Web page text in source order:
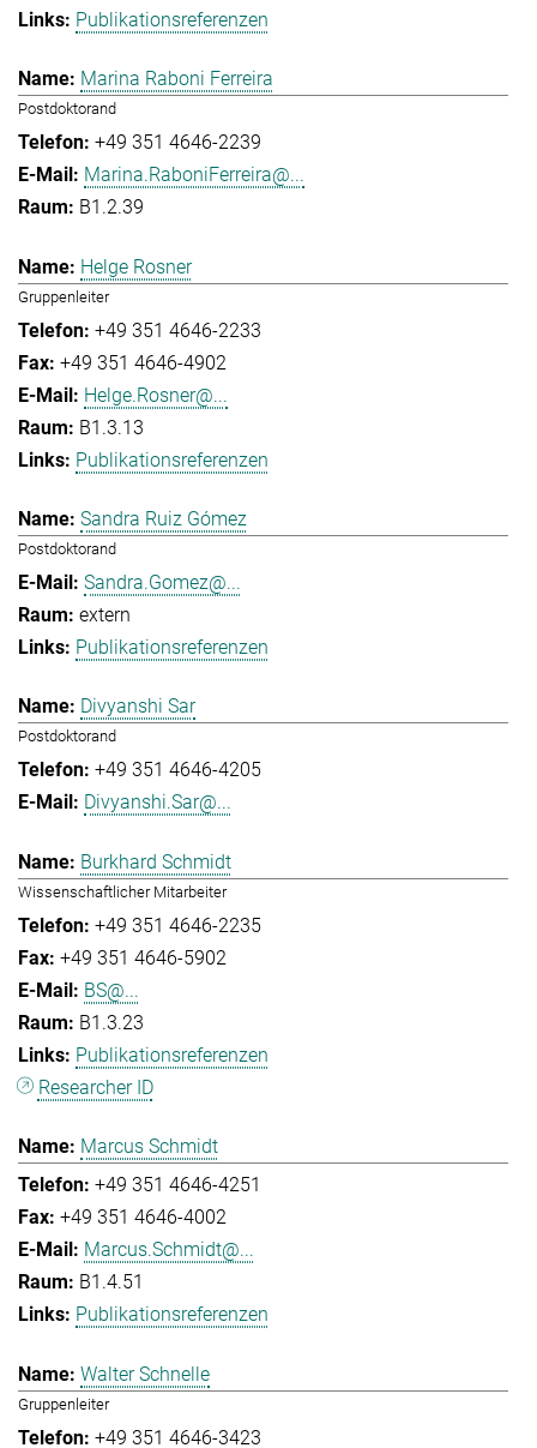
Publikationsreferenzen
Marina Raboni Ferreira
Postdoktorand
+49 351 4646-2239
Marina.RaboniFerreira@...
B1.2.39
Helge Rosner
Gruppenleiter
+49 351 4646-2233
+49 351 4646-4902
Helge.Rosner@...
B1.3.13
Publikationsreferenzen
Sandra Ruiz Gómez
Postdoktorand
Sandra.Gomez@...
extern
Publikationsreferenzen
Divyanshi Sar
Postdoktorand
+49 351 4646-4205
Divyanshi.Sar@...
Burkhard Schmidt
Wissenschaftlicher Mitarbeiter
+49 351 4646-2235
+49 351 4646-5902
BS@...
B1.3.23
Publikationsreferenzen
Researcher ID
Marcus Schmidt
+49 351 4646-4251
+49 351 4646-4002
Marcus.Schmidt@...
B1.4.51
Publikationsreferenzen
Walter Schnelle
Gruppenleiter
+49 351 4646-3423